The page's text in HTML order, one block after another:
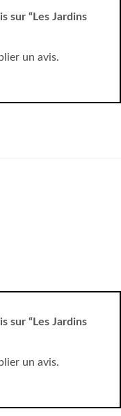
sur “Les Jardins
un avis.
sur “Les Jardins
un avis.